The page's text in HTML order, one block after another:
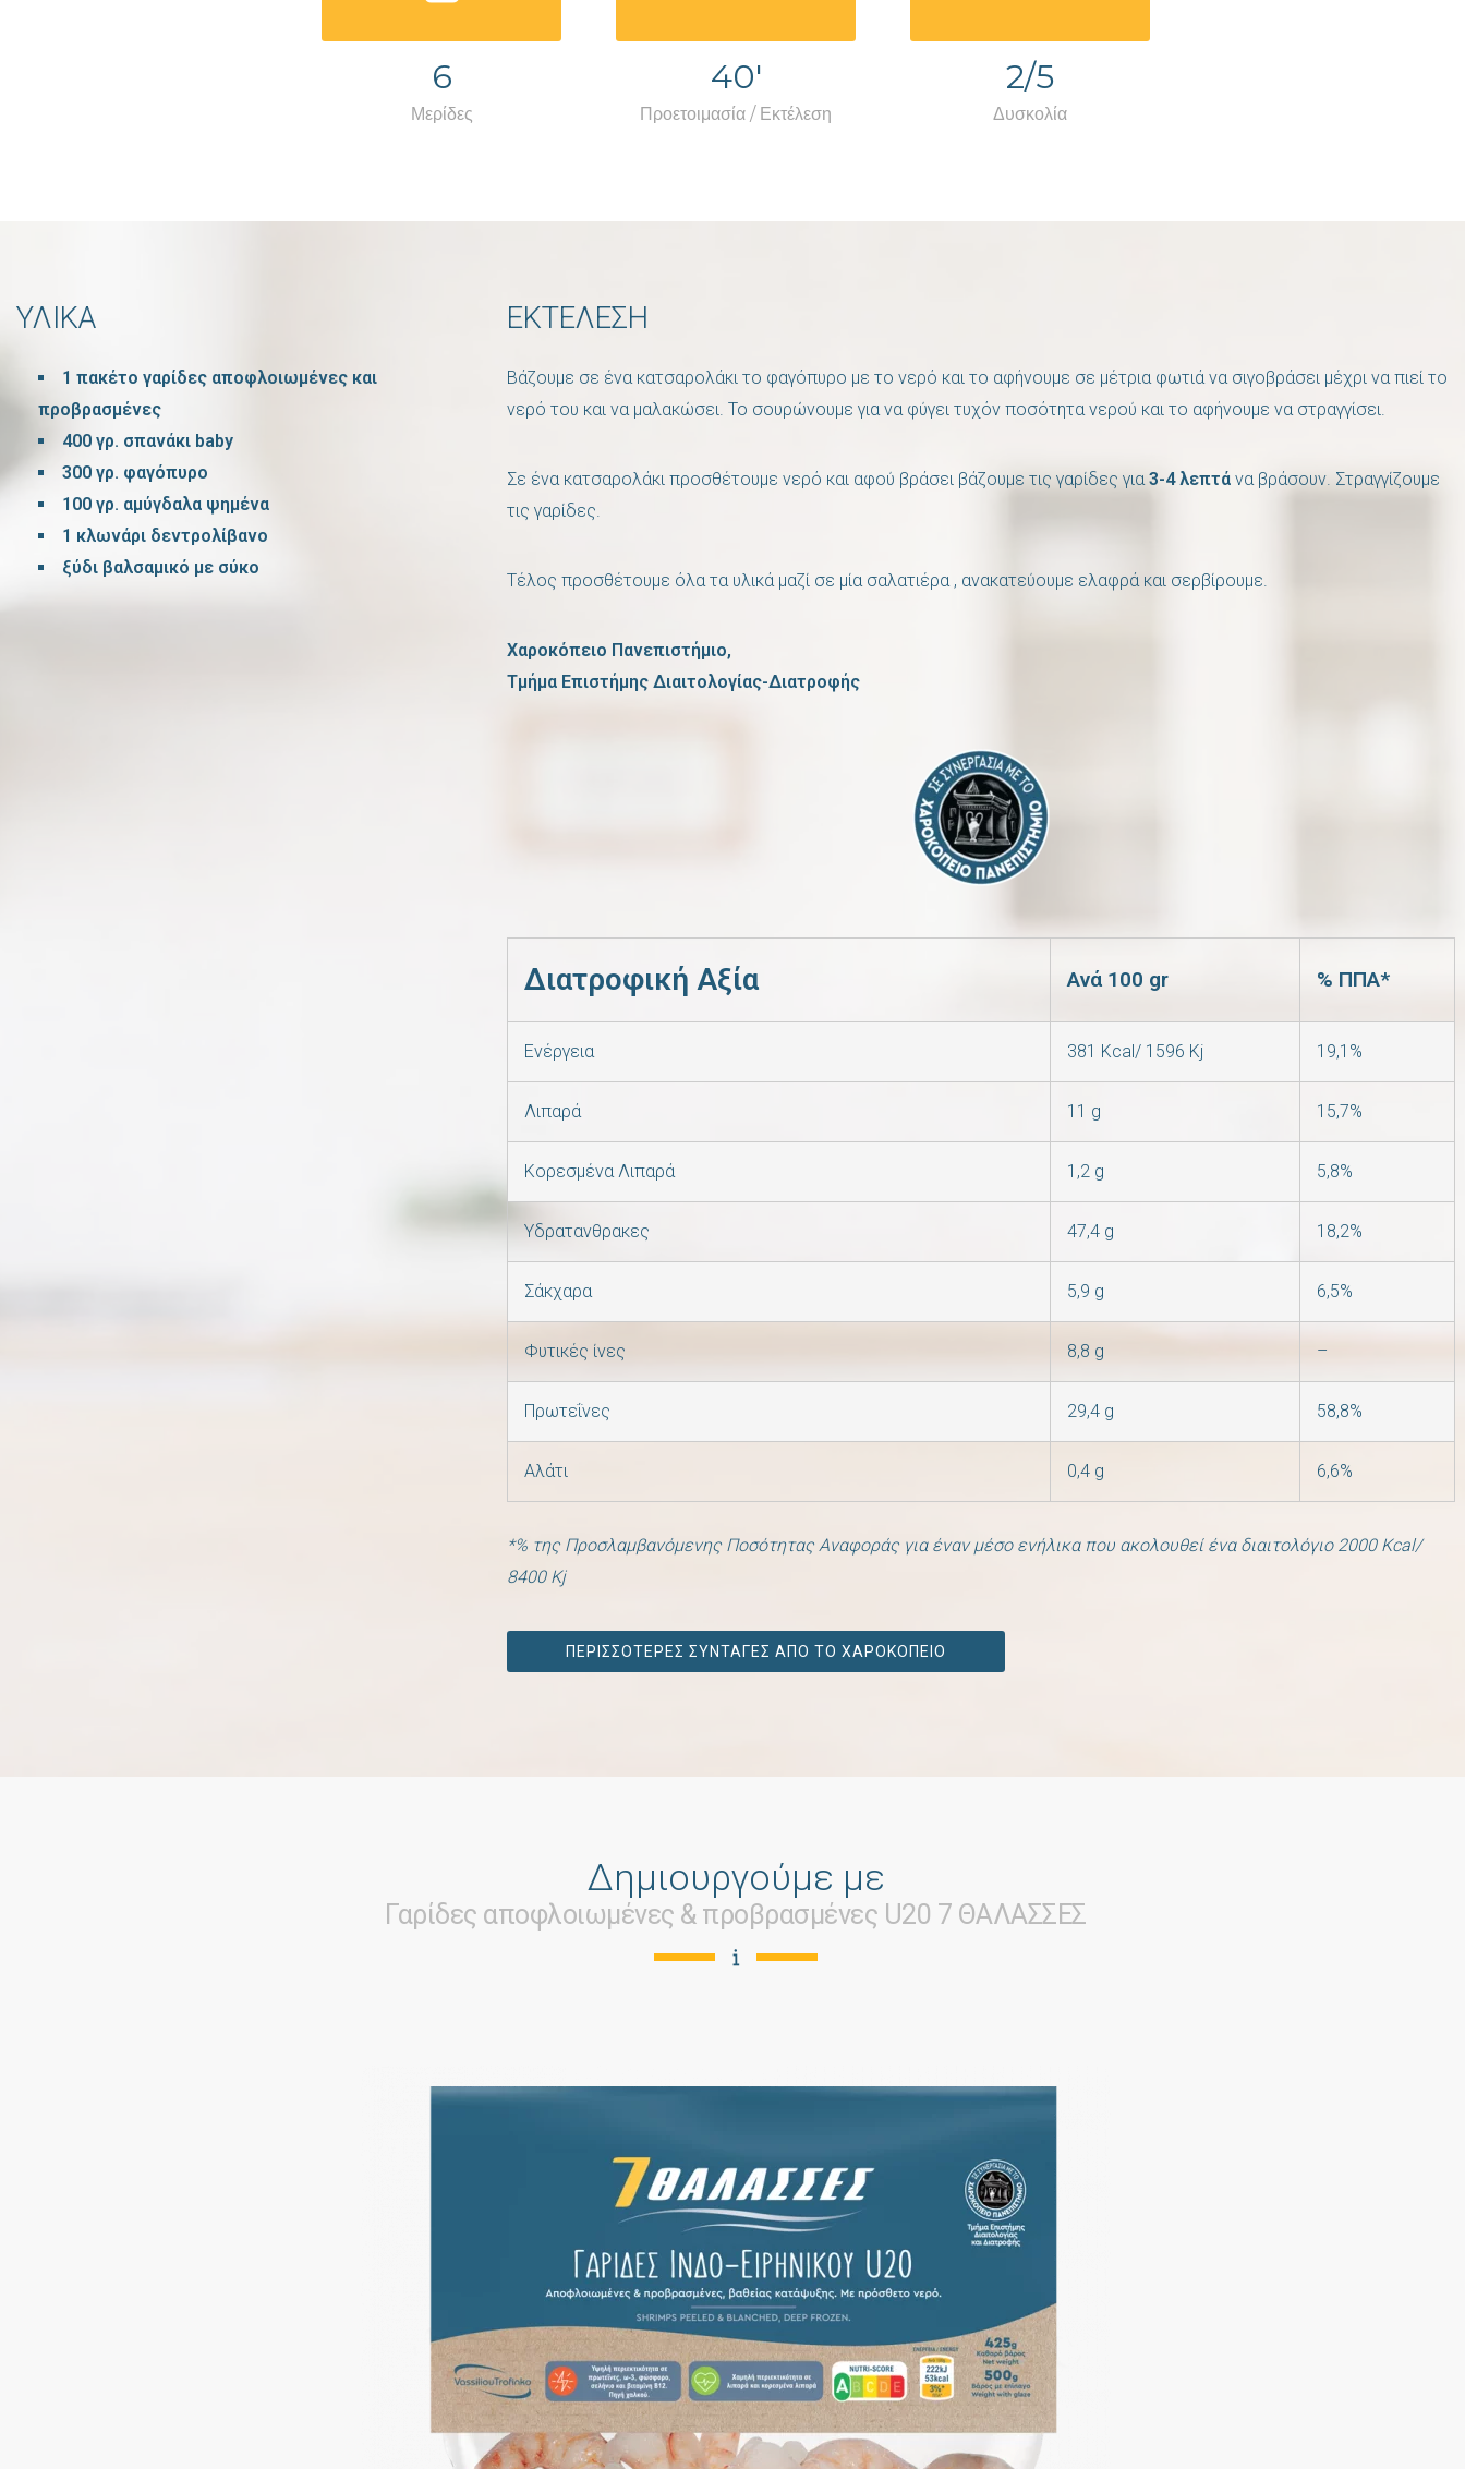
6
Μερίδες
40'
Προετοιμασία / Εκτέλεση
2/5
Δυσκολία
ΥΛΙΚΑ
1 πακέτο γαρίδες αποφλοιωμένες και
προβρασμένες
400 γρ. σπανάκι baby
300 γρ. φαγόπυρο
100 γρ. αμύγδαλα ψημένα
1 κλωνάρι δεντρολίβανο
ξύδι βαλσαμικό με σύκο
ΕΚΤΕΛΕΣΗ
Βάζουμε σε ένα κατσαρολάκι το φαγόπυρο με το νερό και το αφήνουμε σε μέτρια φωτιά να σιγοβράσει μέχρι να πιεί το
νερό του και να μαλακώσει. Το σουρώνουμε για να φύγει τυχόν ποσότητα νερού και το αφήνουμε να στραγγίσει.
Σε ένα κατσαρολάκι προσθέτουμε νερό και αφού βράσει βάζουμε τις γαρίδες για3-4 λεπτά να βράσουν. Στραγγίζουμε
τις γαρίδες.
Τέλος προσθέτουμε όλα τα υλικά μαζί σε μία σαλατιέρα , ανακατεύουμε ελαφρά και σερβίρουμε.
Χαροκόπειο Πανεπιστήμιο,
Τμήμα Επιστήμης Διαιτολογίας-Διατροφής
Διατροφική Αξία Ανά 100 gr % ΠΠΑ*
Ενέργεια 381 Kcal/ 1596 Kj 19,1%
Λιπαρά 11 g 15,7%
Kορεσμένα Λιπαρά 1,2 g 5,8%
Υδρατανθρακες 47,4 g 18,2%
Σάκχαρα 5,9 g 6,5%
Φυτικές ίνες 8,8 g –
Πρωτεΐνες 29,4 g 58,8%
Αλάτι 0,4 g 6,6%
*% της Προσλαμβανόμενης Ποσότητας Αναφοράς για έναν μέσο ενήλικα που ακολουθεί ένα διαιτολόγιο 2000 Kcal/
8400 Kj
ΠΕΡΙΣΣΟΤΕΡΕΣ ΣΥΝΤΑΓΕΣ ΑΠΟ ΤΟ ΧΑΡΟΚΟΠΕΙΟ
Δημιουργούμε με
Γαρίδες αποφλοιωμένες & προβρασμένες U20 7 ΘΑΛΑΣΣΕΣ